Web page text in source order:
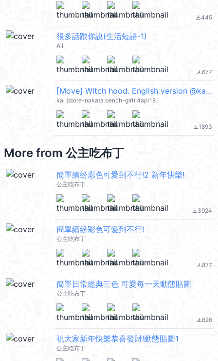
file_download445
很多話跟你說(生活短語-1)
Ali
file_download677
[Move] Witch hood. English version @kal_pc
kal (store-nakata bench-girl) 4apr18
file_download1893
More from 公主吃布丁
簡單繽紛彩色可愛到不行!2 新年快樂!
公主吃布丁
file_download3924
簡單繽紛彩色可愛到不行!
公主吃布丁
file_download877
簡單日常經典三色 可愛每一天動態貼圖
公主吃布丁
file_download626
祝大家新年快樂恭喜發財!動態貼圖1
公主吃布丁